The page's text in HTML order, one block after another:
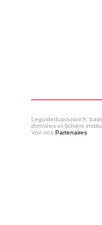
Leguidedupouvoir.fr,
données et fichiers
Voir nos Partenaires